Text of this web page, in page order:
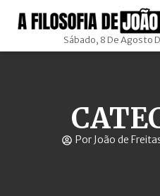
Sábado, 8 De Agosto
Por João de